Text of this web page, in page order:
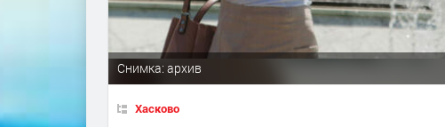
Снимка: архив
Хасково